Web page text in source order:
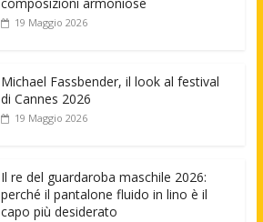
composizioni armoniose
19 Maggio 2026
Michael Fassbender, il look al festival
di Cannes 2026
19 Maggio 2026
Il re del guardaroba maschile 2026:
perché il pantalone fluido in lino è il
capo più desiderato